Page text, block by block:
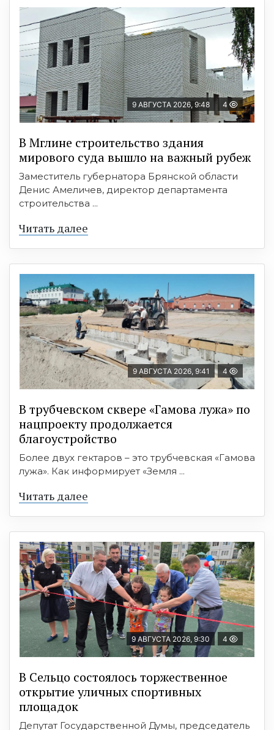
9 АВГУСТА 2026, 9:48 4
В Мглине строительство здания
мирового суда вышло на важный рубеж
Заместитель губернатора Брянской области
Денис Амеличев, директор департамента
строительства ...
Читать далее
9 АВГУСТА 2026, 9:41 4
В трубчевском сквере «Гамова лужа» по
нацпроекту продолжается
благоустройство
Более двух гектаров – это трубчевская «Гамова
лужа». Как информирует «Земля ...
Читать далее
9 АВГУСТА 2026, 9:30 4
В Сельцо состоялось торжественное
открытие уличных спортивных
площадок
Депутат Государственной Думы, председатель